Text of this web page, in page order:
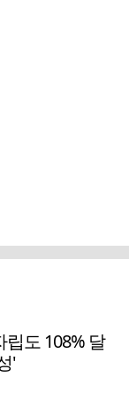
도 108% 달
'